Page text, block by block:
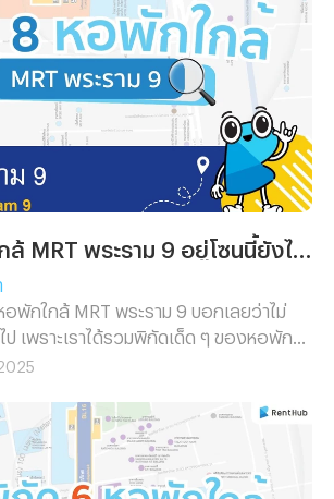
พักใกล้ MRT พระราม 9 บอกเลยว่าไม่
เพราะเราได้รวมพิกัดเด็ด ๆ ของหอพักที่
แหล่งทำงาน แหล่งกินและห้างดังอย่าง